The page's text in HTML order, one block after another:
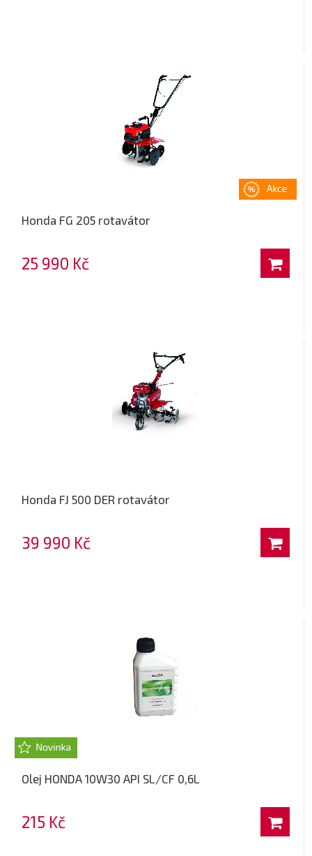
Honda FG 205 rotavátor
25 990 Kč
Honda FJ 500 DER rotavátor
39 990 Kč
Olej HONDA 10W30 API SL/CF 0,6L
215 Kč